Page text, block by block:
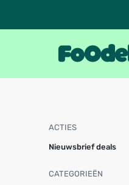
ACTIES
Nieuwsbrief deals
CATEGORIEËN